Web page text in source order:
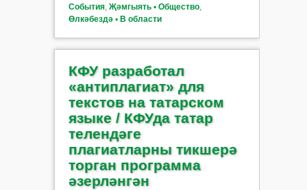
События, Җәмгыять ▪ Общество,
Өлкәбездә ▪ В области
КФУ разработал
«антиплагиат» для
текстов на татарском
языке / КФУда татар
телендәге
плагиатларны тикшерә
торган программа
әзерләнгән